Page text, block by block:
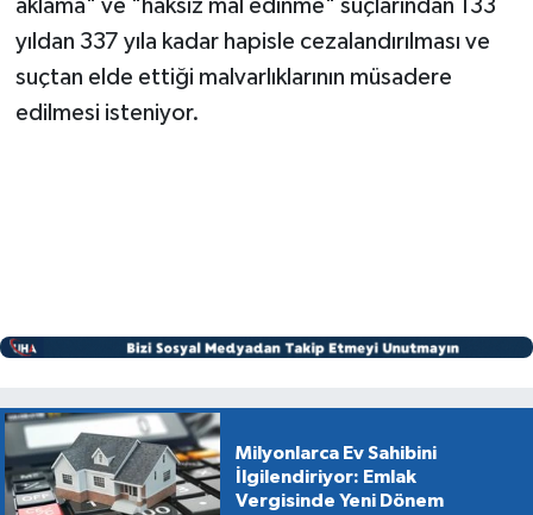
aklama" ve "haksız mal edinme" suçlarından 133
yıldan 337 yıla kadar hapisle cezalandırılması ve
suçtan elde ettiği malvarlıklarının müsadere
edilmesi isteniyor.
Milyonlarca Ev Sahibini
İlgilendiriyor: Emlak
Vergisinde Yeni Dönem